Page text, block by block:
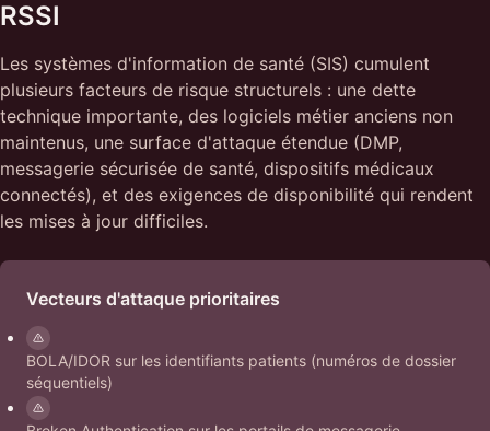
RSSI
Les systèmes d'information de santé (SIS) cumulent
plusieurs facteurs de risque structurels : une dette
technique importante, des logiciels métier anciens non
maintenus, une surface d'attaque étendue (DMP,
messagerie sécurisée de santé, dispositifs médicaux
connectés), et des exigences de disponibilité qui rendent
les mises à jour difficiles.
Vecteurs d'attaque prioritaires
BOLA/IDOR sur les identifiants patients (numéros de dossier
séquentiels)